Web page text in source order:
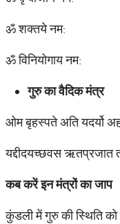
ॐ शक्तये नम:
ॐ विनियोगाय नम:
गुरु का वैदिक मंत्र
ओम बृहस्पते अति यदर्यो
यद्दीदयच्छवस ऋतप्रजात
कब करें इन मंत्रों का जाप
कुंडली में गुरु की स्थिति